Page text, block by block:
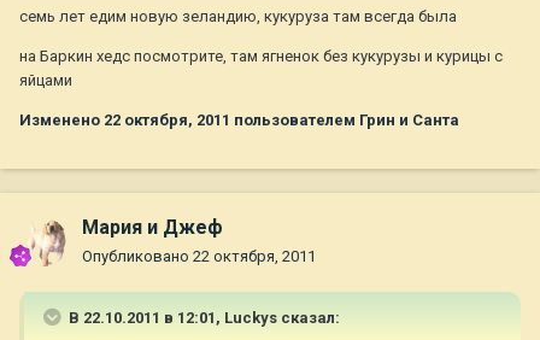
семь лет едим новую зеландию, кукуруза там всегда была
на Баркин хедс посмотрите, там ягненок без кукурузы и курицы с
яйцами
Изменено 22 октября, 2011 пользователем Грин и Санта
Мария и Джеф
Опубликовано 22 октября, 2011
В 22.10.2011 в 12:01, Luckys сказал: